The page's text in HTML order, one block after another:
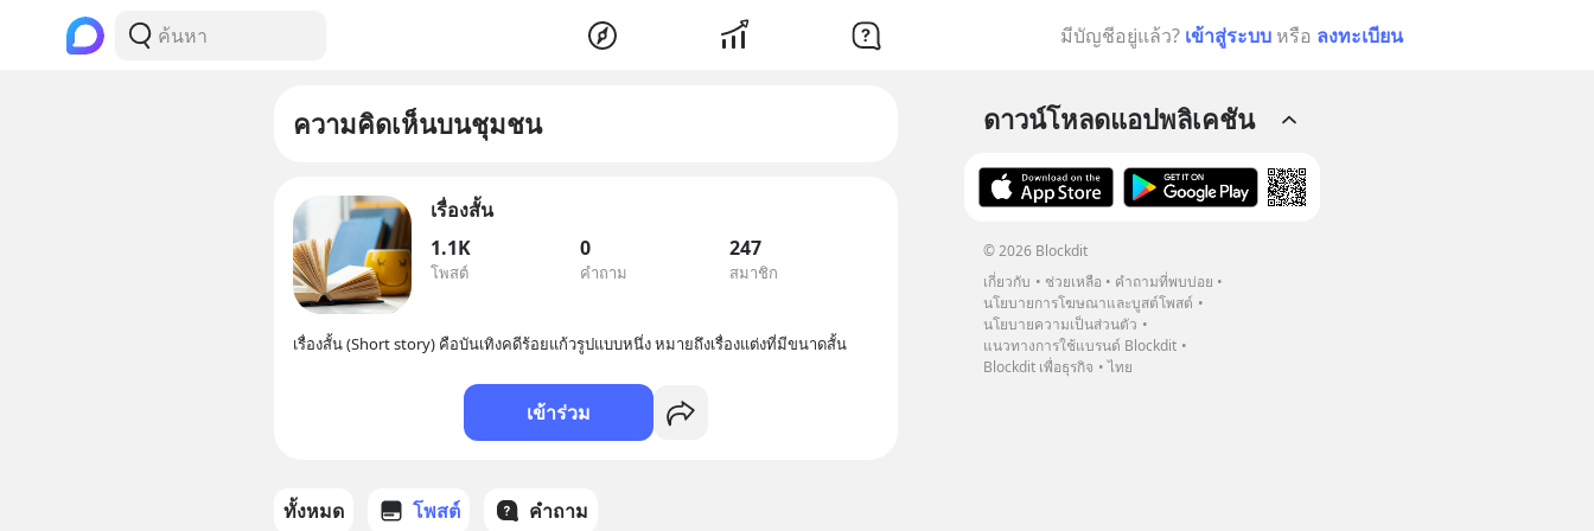
มีบัญชีอยู่แล้ว? เข้าสู่ระบบ หรือ ลงทะเบียน
ความคิดเห็นบนชุมชน
เรื่องสั้น
1.1K
โพสต์
0
คำถาม
247
สมาชิก
เรื่องสั้น (Short story) คือบันเทิงคดีร้อยแก้วรูปแบบหนึ่ง หมายถึงเรื่องแต่งที่มีขนาดสั้น
เข้าร่วม
ทั้งหมด โพสต์ คำถาม
ดาวน์โหลดแอปพลิเคชัน
© 2026 Blockdit
เกี่ยวกับ
ช่วยเหลือ
คำถามที่พบบ่อย
นโยบายการโฆษณาและบูสต์โพสต์
นโยบายความเป็นส่วนตัว
แนวทางการใช้แบรนด์ Blockdit
Blockdit เพื่อธุรกิจ
ไทย